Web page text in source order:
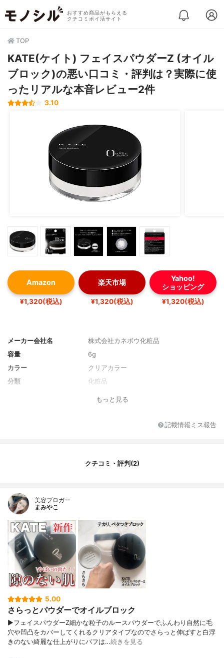
おすすめ商品がもらえる
クチコミポイ活サイト
TOP
KATE(ケイト) フェイスパウダーZ (オイル
ブロック)の悪い口コミ・評判は？実際に使
ったリアルな本音レビュー2件
3.10
Amazon
¥1,320(税込)
楽天市場
¥1,320(税込)
Yahoo!
ショッピング
¥1,320(税込)
メーカー会社名
株式会社カネボウ化粧品
容量
6g
カラー
クリアカラー
分類
化粧品
もっと見る
記載情報ミス報告
クチコミ・評判(2)
美容ブロガー
まみやこ
5.00
さらっとパウダーでオイルブロック
▶︎フェイスパウダーZ細かな粒子のルースパウダーでふんわり自然に毛
穴や凹凸をカバーしてくれるクリアタイプなのでさらっと伸ばすと白浮
きのない綺麗な仕上がりにパフは…続きを見る